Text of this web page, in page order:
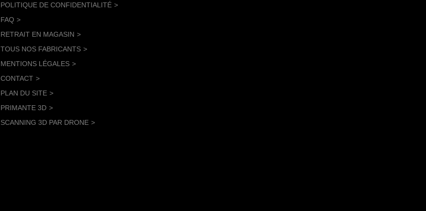
POLITIQUE DE CONFIDENTIALITÉ
FAQ
RETRAIT EN MAGASIN
TOUS NOS FABRICANTS
MENTIONS LÉGALES
CONTACT
PLAN DU SITE
PRIMANTE 3D
SCANNING 3D PAR DRONE